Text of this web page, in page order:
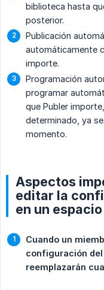
biblioteca hasta
posterior.
Publicación
automáticamente
importe.
Programación
programar
que Publer
determinado, ya
momento.
Aspectos
editar la
en un
Cuando un
configuración del
reemplazarán